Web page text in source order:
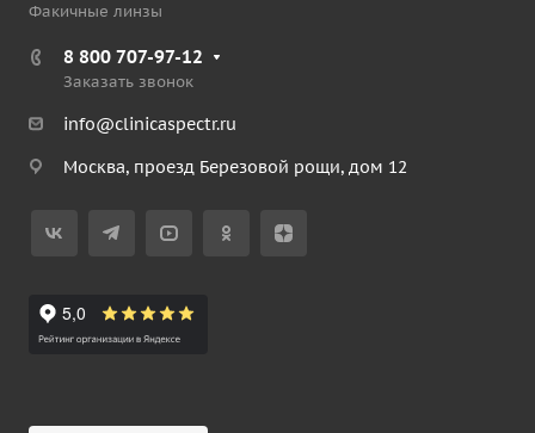
Факичные линзы
8 800 707-97-12
Заказать звонок
info@clinicaspectr.ru
Москва, проезд Березовой рощи, дом 12